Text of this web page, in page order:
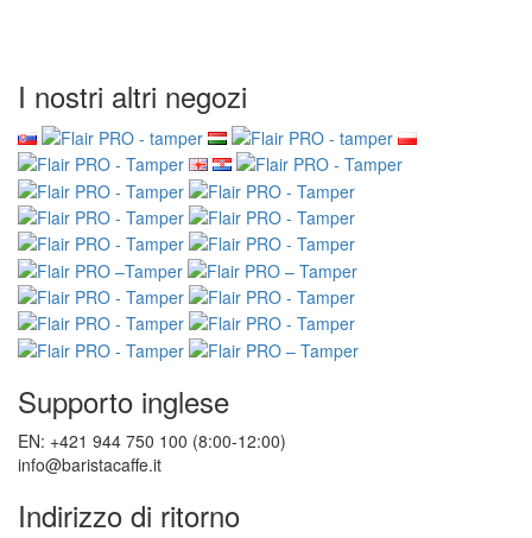
I nostri altri negozi
Supporto inglese
EN: +421 944 750 100 (8:00-12:00)
info@baristacaffe.it
Indirizzo di ritorno